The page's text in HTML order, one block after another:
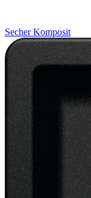
SecherKomposit